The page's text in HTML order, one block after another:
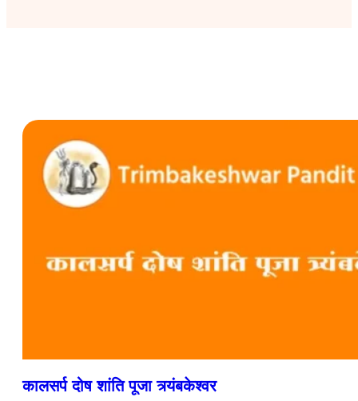
कालसर्प दोष शांति पूजा त्र्यंबकेश्वर